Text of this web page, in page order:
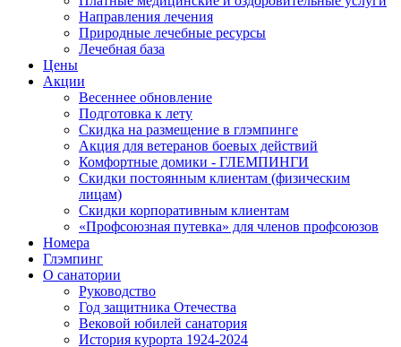
Направления лечения
Природные лечебные ресурсы
Лечебная база
Цены
Акции
Весеннее обновление
Подготовка к лету
Скидка на размещение в глэмпинге
Акция для ветеранов боевых действий
Комфортные домики - ГЛЕМПИНГИ
Скидки постоянным клиентам (физическим
лицам)
Скидки корпоративным клиентам
«Профсоюзная путевка» для членов профсоюзов
Номера
Глэмпинг
О санатории
Руководство
Год защитника Отечества
Вековой юбилей санатория
История курорта 1924-2024